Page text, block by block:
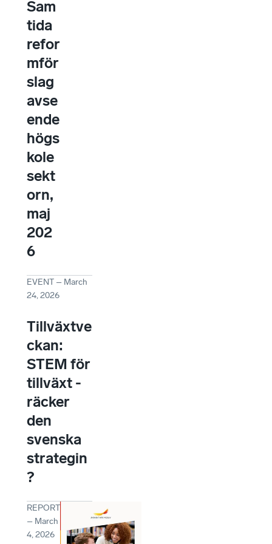
Sam
tida
refor
mför
slag
avse
ende
högs
kole
sekt
orn,
maj
202
6
EVENT – March
24, 2026
Tillväxtve
ckan:
STEM för
tillväxt -
räcker
den
svenska
strategin
?
REPORT
– March
4, 2026